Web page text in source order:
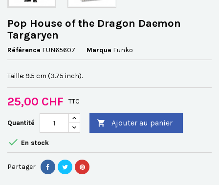
Pop House of the Dragon Daemon
Targaryen
Référence FUN65607 Marque Funko
Taille: 9.5 cm (3.75 inch).
25,00 CHF TTC
Quantité  Ajouter au panier
 En stock
Partager